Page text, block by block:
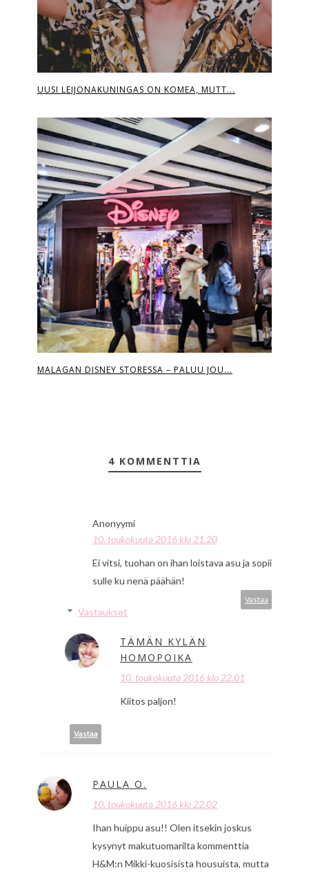
UUSI LEIJONAKUNINGAS ON KOMEA, MUTT...
MALAGAN DISNEY STORESSA – PALUU JOU...
4 KOMMENTTIA
Anonyymi
10. toukokuuta 2016 klo 21.20
Ei vitsi, tuohan on ihan loistava asu ja sopii
sulle ku nenä päähän!
Vastaa
Vastaukset
TÄMÄN KYLÄN
HOMOPOIKA
10. toukokuuta 2016 klo 22.01
Kiitos paljon!
Vastaa
PAULA O.
10. toukokuuta 2016 klo 22.02
Ihan huippu asu!! Olen itsekin joskus
kysynyt makutuomarilta kommenttia
H&M:n Mikki-kuosisista housuista, mutta